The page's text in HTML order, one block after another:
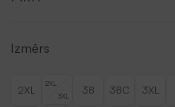
Izmērs
2XL
2XL
3XL
38 38C 3XL